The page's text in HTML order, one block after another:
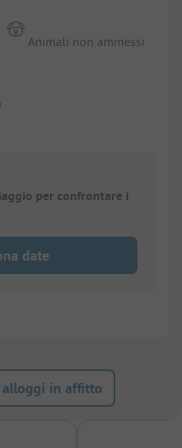
Animali non ammessi
per confrontare i
date
in affitto